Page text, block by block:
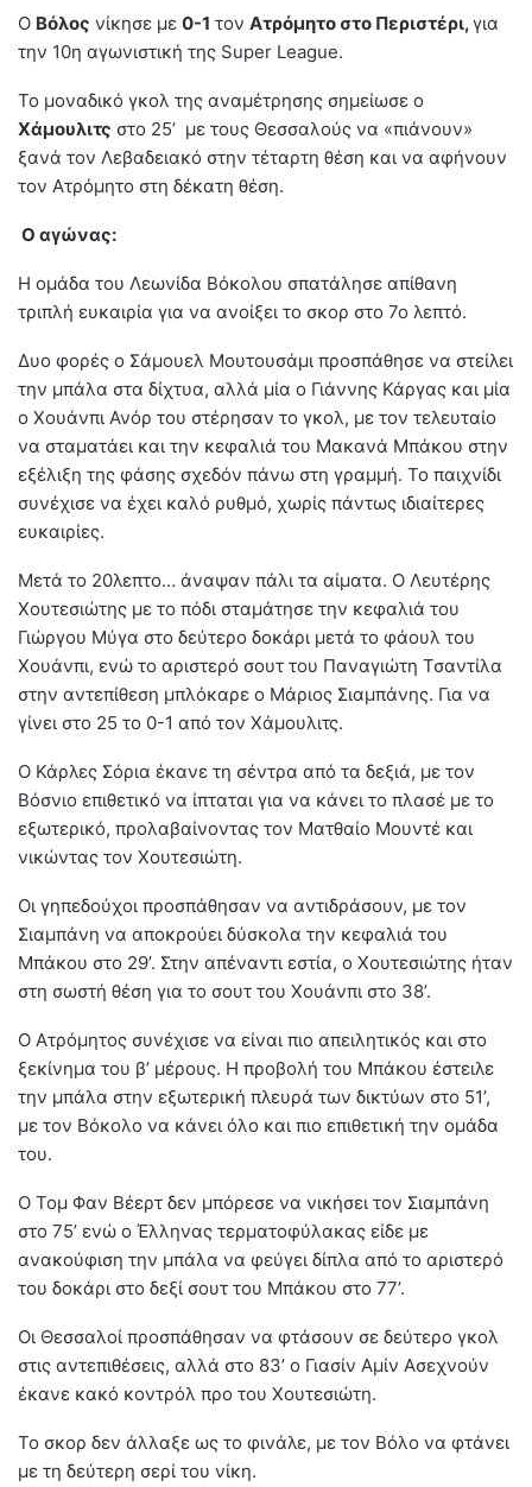
Ο Βόλος νίκησε με 0-1 τον Ατρόμητο στο Περιστέρι,για
την 10η αγωνιστική της Super League.
Το μοναδικό γκολ της αναμέτρησης σημείωσε ο
Χάμουλιτς στο 25’ με τους Θεσσαλούς να «πιάνουν»
ξανά τον Λεβαδειακό στην τέταρτη θέση και να αφήνουν
τον Ατρόμητο στη δέκατη θέση.
Ο αγώνας:
Η ομάδα του Λεωνίδα Βόκολου σπατάλησε απίθανη
τριπλή ευκαιρία για να ανοίξει το σκορ στο 7ο λεπτό.
Δυο φορές ο Σάμουελ Μουτουσάμι προσπάθησε να στείλει
την μπάλα στα δίχτυα, αλλά μία ο Γιάννης Κάργας και μία
ο Χουάνπι Ανόρ του στέρησαν το γκολ, με τον τελευταίο
να σταματάει και την κεφαλιά του Μακανά Μπάκου στην
εξέλιξη της φάσης σχεδόν πάνω στη γραμμή. Το παιχνίδι
συνέχισε να έχει καλό ρυθμό, χωρίς πάντως ιδιαίτερες
ευκαιρίες.
Μετά το 20λεπτο… άναψαν πάλι τα αίματα. Ο Λευτέρης
Χουτεσιώτης με το πόδι σταμάτησε την κεφαλιά του
Γιώργου Μύγα στο δεύτερο δοκάρι μετά το φάουλ του
Χουάνπι, ενώ το αριστερό σουτ του Παναγιώτη Τσαντίλα
στην αντεπίθεση μπλόκαρε ο Μάριος Σιαμπάνης. Για να
γίνει στο 25 το 0-1 από τον Χάμουλιτς.
Ο Κάρλες Σόρια έκανε τη σέντρα από τα δεξιά, με τον
Βόσνιο επιθετικό να ίπταται για να κάνει το πλασέ με το
εξωτερικό, προλαβαίνοντας τον Ματθαίο Μουντέ και
νικώντας τον Χουτεσιώτη.
Οι γηπεδούχοι προσπάθησαν να αντιδράσουν, με τον
Σιαμπάνη να αποκρούει δύσκολα την κεφαλιά του
Μπάκου στο 29’. Στην απέναντι εστία, ο Χουτεσιώτης ήταν
στη σωστή θέση για το σουτ του Χουάνπι στο 38’.
Ο Ατρόμητος συνέχισε να είναι πιο απειλητικός και στο
ξεκίνημα του β’ μέρους. Η προβολή του Μπάκου έστειλε
την μπάλα στην εξωτερική πλευρά των δικτύων στο 51’,
με τον Βόκολο να κάνει όλο και πιο επιθετική την ομάδα
του.
Ο Τομ Φαν Βέερτ δεν μπόρεσε να νικήσει τον Σιαμπάνη
στο 75’ ενώ ο Έλληνας τερματοφύλακας είδε με
ανακούφιση την μπάλα να φεύγει δίπλα από το αριστερό
του δοκάρι στο δεξί σουτ του Μπάκου στο 77’.
Οι Θεσσαλοί προσπάθησαν να φτάσουν σε δεύτερο γκολ
στις αντεπιθέσεις, αλλά στο 83’ ο Γιασίν Αμίν Ασεχνούν
έκανε κακό κοντρόλ προ του Χουτεσιώτη.
Το σκορ δεν άλλαξε ως το φινάλε, με τον Βόλο να φτάνει
με τη δεύτερη σερί του νίκη.